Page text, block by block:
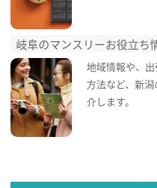
岐阜のマンスリーお役立ち
地域情報や、
方法など、新
介します。